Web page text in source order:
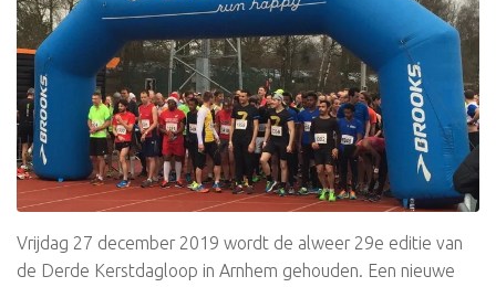
Vrijdag 27 december 2019 wordt de alweer 29e editie van
de Derde Kerstdagloop in Arnhem gehouden. Een nieuwe